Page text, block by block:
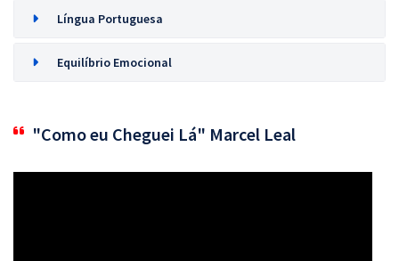
Língua Portuguesa
Equilíbrio Emocional
"Como eu Cheguei Lá" Marcel Leal